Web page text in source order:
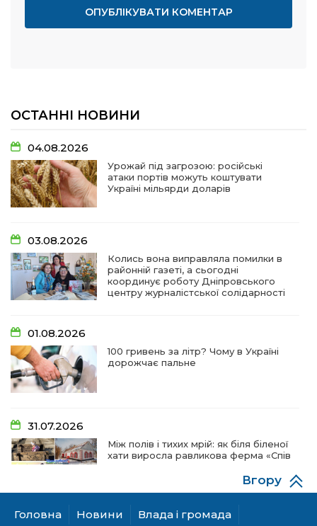
ОСТАННІ НОВИНИ
04.08.2026
Урожай під загрозою: російські
атаки портів можуть коштувати
Україні мільярди доларів
03.08.2026
Колись вона виправляла помилки в
районній газеті, а сьогодні
координує роботу Дніпровського
центру журналістської солідарності
01.08.2026
100 гривень за літр? Чому в Україні
дорожчає пальне
31.07.2026
Між полів і тихих мрій: як біля біленої
хати виросла равликова ферма «Спів
28.07.2026
Головна Новини Влада і громада
Вгору